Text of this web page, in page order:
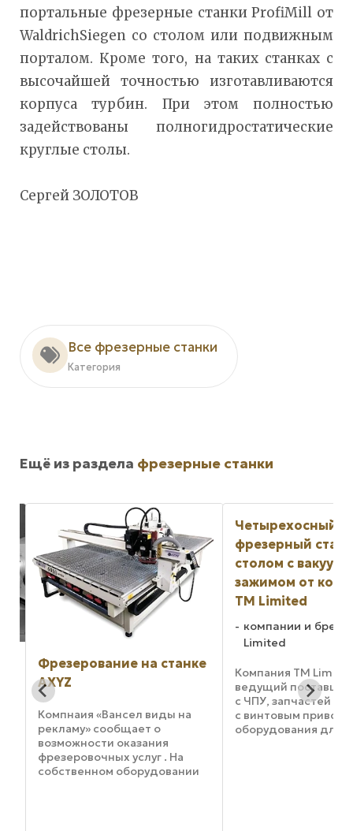
портальные фрезерные станки ProfiMill от
WaldrichSiegen со столом или подвижным
порталом. Кроме того, на таких станках с
высочайшей точностью изготавливаются
корпуса турбин. При этом полностью
задействованы полногидростатические
круглые столы.
Сергей ЗОЛОТОВ
Все фрезерные станки
Категория
Ещё из раздела фрезерные станки
Четырехосный фасонно-
фрезерный станок со
столом с вакуумным
зажимом от компании
TM Limited
компании и бренды: TM
Компания TM Limited,
ведущий поставщик станков
с ЧПУ, запчастей для станков
с винтовым приводом и
оборудования для
производства и обработки
тонколистового металла для
аэрокосмической,
фрезерных
ЧПУ HDS от
Techno